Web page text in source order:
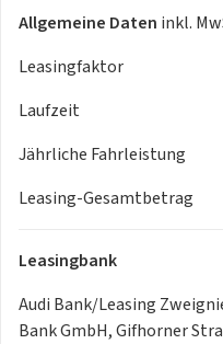
- Seitenairbags vorne
- Spurverlassenswarnung
-
- Allrad
Komfort
-
- Rückfahrkamera
- Gepäcknetz
- Frontscheibe in Dämm-,
- Klimaautomatik
- Klimaautomatik
Allgemeine Daten inkl.
Leasingfaktor
Laufzeit
Jährliche Fahrleistung
Leasing-Gesamtbetrag
Leasingbank
Audi Bank/Leasing
Bank GmbH, Gifhorner